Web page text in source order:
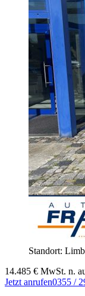
Standort:
14.485 € MwSt. n.
Jetzt anrufen0355 /